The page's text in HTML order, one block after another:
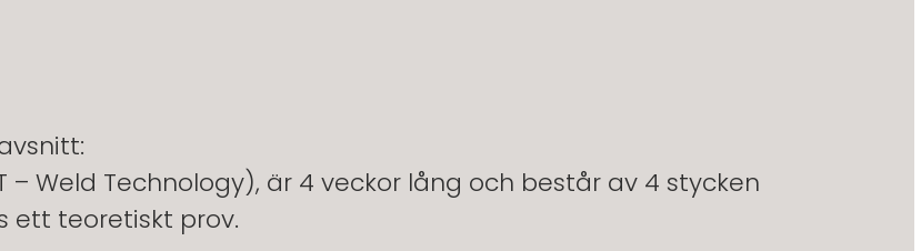
– Weld Technology), är 4 veckor lång och består av 4 stycken
ett teoretiskt prov.